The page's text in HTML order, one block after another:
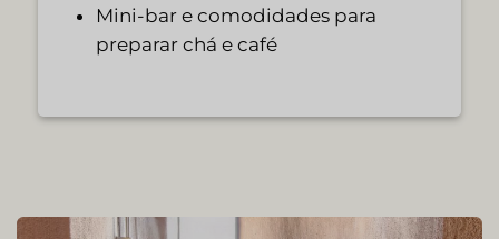
Mini-bar e comodidades para
preparar chá e café